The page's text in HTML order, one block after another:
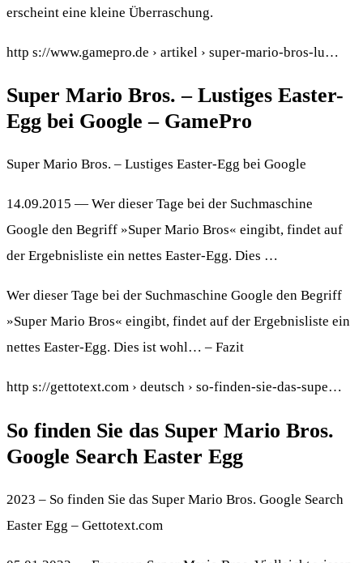
erscheint eine kleine Überraschung.
http s://www.gamepro.de › artikel › super-mario-bros-lu…
Super Mario Bros. – Lustiges Easter-
Egg bei Google – GamePro
Super Mario Bros. – Lustiges Easter-Egg bei Google
14.09.2015 — Wer dieser Tage bei der Suchmaschine
Google den Begriff »Super Mario Bros« eingibt, findet auf
der Ergebnisliste ein nettes Easter-Egg. Dies …
Wer dieser Tage bei der Suchmaschine Google den Begriff
»Super Mario Bros« eingibt, findet auf der Ergebnisliste ein
nettes Easter-Egg. Dies ist wohl… – Fazit
http s://gettotext.com › deutsch › so-finden-sie-das-supe…
So finden Sie das Super Mario Bros.
Google Search Easter Egg
2023 – So finden Sie das Super Mario Bros. Google Search
Easter Egg – Gettotext.com